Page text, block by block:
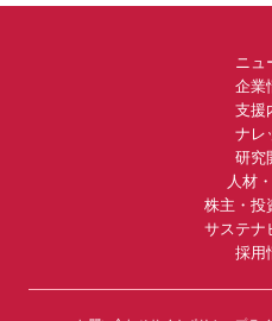
ニュ
企業
支援
ナレ
研究
人材
株主・投
サステナ
採用